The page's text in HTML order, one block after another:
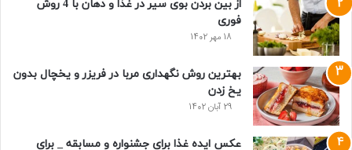
از بین بردن بوی سیر در غذا و دهان با 4 روش
فوری
18 مهر 1402
بهترین روش نگهداری مربا در فریزر و یخچال بدون
یخ زدن
29 آبان 1402
عکس ایده غذا برای جشنواره و مسابقه _ برای